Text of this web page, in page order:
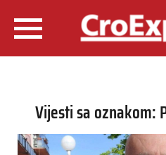
Vijesti sa oznakom: